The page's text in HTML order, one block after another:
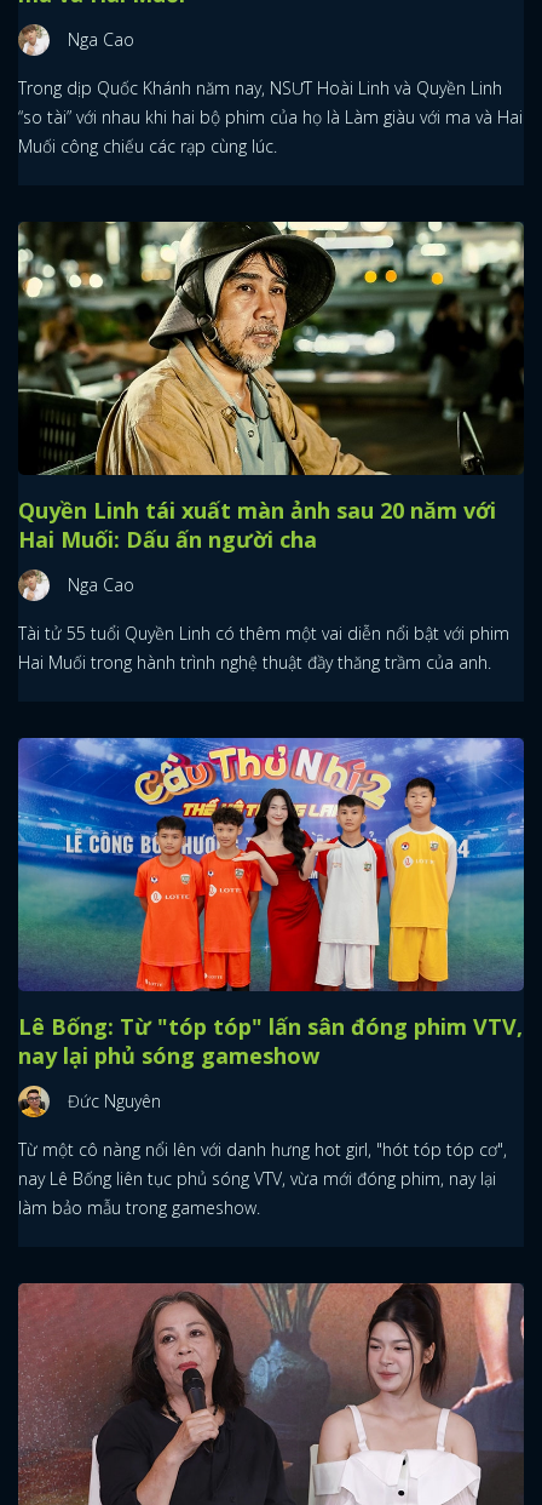
Nga Cao
Trong dịp Quốc Khánh năm nay, NSƯT Hoài Linh và Quyền Linh
“so tài” với nhau khi hai bộ phim của họ là Làm giàu với ma và Hai
Muối công chiếu các rạp cùng lúc.
Quyền Linh tái xuất màn ảnh sau 20 năm với
Hai Muối: Dấu ấn người cha
Nga Cao
Tài tử 55 tuổi Quyền Linh có thêm một vai diễn nổi bật với phim
Hai Muối trong hành trình nghệ thuật đầy thăng trầm của anh.
Lê Bống: Từ "tóp tóp" lấn sân đóng phim VTV,
nay lại phủ sóng gameshow
Đức Nguyên
Từ một cô nàng nổi lên với danh hưng hot girl, "hót tóp tóp cơ",
nay Lê Bống liên tục phủ sóng VTV, vừa mới đóng phim, nay lại
làm bảo mẫu trong gameshow.